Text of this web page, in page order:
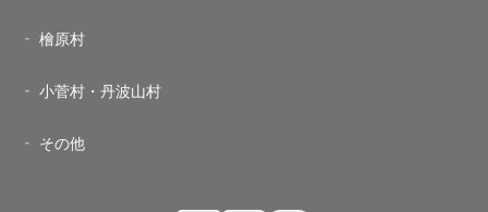
檜原村
小菅村・丹波山村
その他